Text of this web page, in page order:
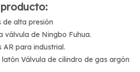
de alta presión
válvula de Ningbo Fuhua.
AR para industrial.
Válvula de cilindro de gas argón